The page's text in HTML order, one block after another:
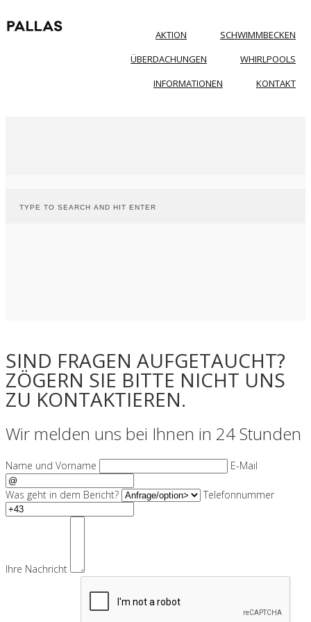
AKTION
SCHWIMMBECKEN
ÜBERDACHUNGEN
WHIRLPOOLS
INFORMATIONEN
KONTAKT
SIND FRAGEN AUFGETAUCHT?
ZÖGERN SIE BITTE NICHT UNS
ZU KONTAKTIEREN.
Wir melden uns bei Ihnen in 24 Stunden
Name und Vorname E-Mail
Was geht in dem Bericht? Telefonnummer
Ihre Nachricht